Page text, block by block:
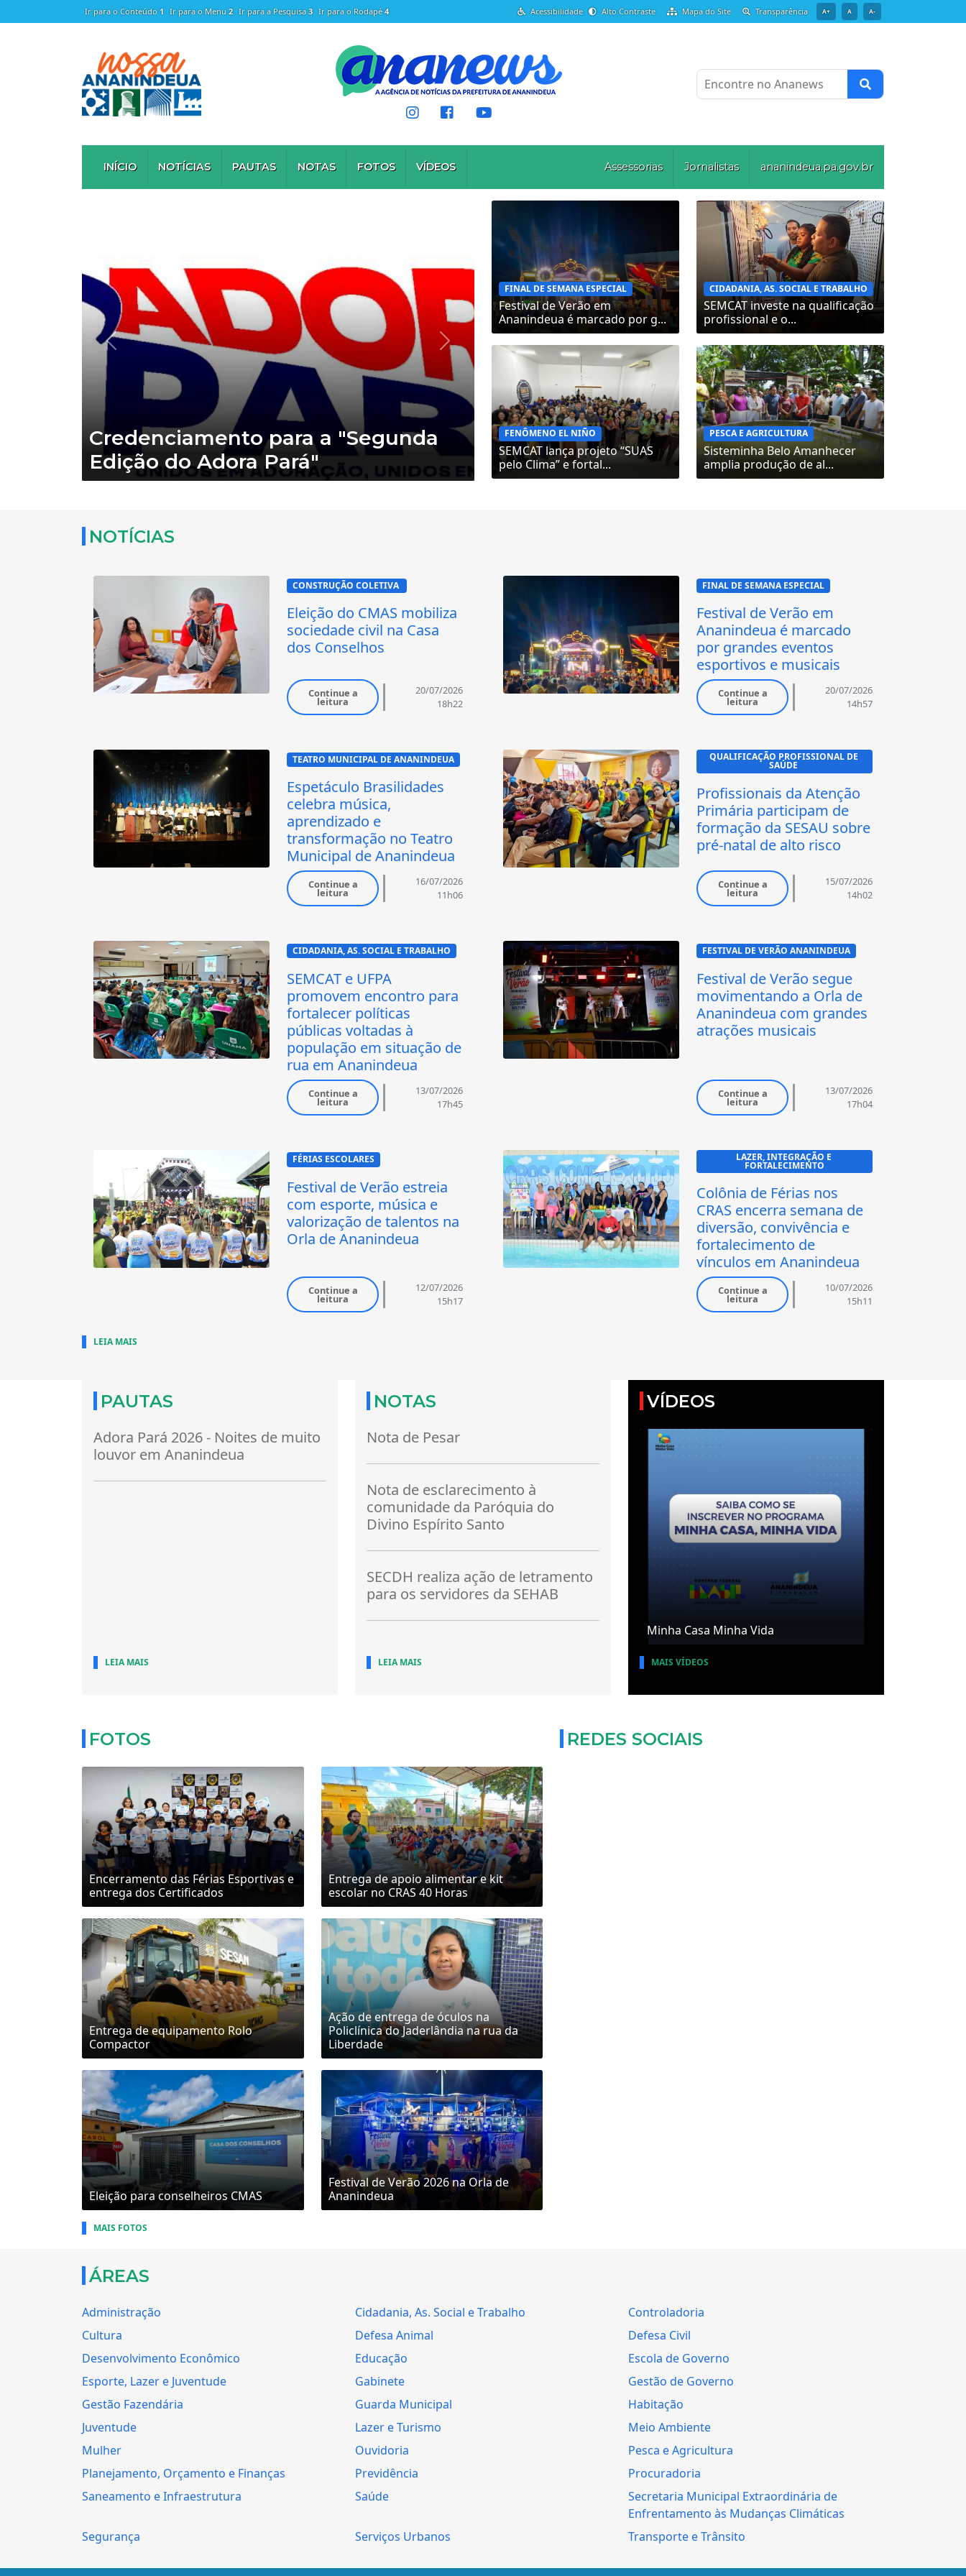
Ir para o Conteúdo 1 Ir para o Menu 2 Ir para a Pesquisa 3 Ir para o Rodapé4 Acessibilidade Alto Contraste Mapa do Site Transparência A+ A A-
Encontre no Ananews
INÍCIO NOTÍCIAS PAUTAS NOTAS FOTOS VÍDEOS Assessorias Jornalistas ananindeua.pa.gov.br
Programa Olhar Ananin transforma
vidas com entrega de 100 óculos
gratuitos
Anterior Próximo
FINAL DE SEMANA ESPECIAL
Festival de Verão em
Ananindeua é marcado por g...
CIDADANIA, AS. SOCIAL E TRABALHO
SEMCAT investe na qualificação
profissional e o...
FENÔMENO EL NIÑO
SEMCAT lança projeto “SUAS
pelo Clima” e fortal...
PESCA E AGRICULTURA
Sisteminha Belo Amanhecer
amplia produção de al...
NOTÍCIAS
CONSTRUÇÃO COLETIVA
Eleição do CMAS mobiliza
sociedade civil na Casa
dos Conselhos
Continue a
leitura
20/07/2026
18h22
FINAL DE SEMANA ESPECIAL
Festival de Verão em
Ananindeua é marcado
por grandes eventos
esportivos e musicais
Continue a
leitura
20/07/2026
14h57
TEATRO MUNICIPAL DE ANANINDEUA
Espetáculo Brasilidades
celebra música,
aprendizado e
transformação no Teatro
Municipal de Ananindeua
Continue a
leitura
16/07/2026
11h06
QUALIFICAÇÃO PROFISSIONAL DE
SAÚDE
Profissionais da Atenção
Primária participam de
formação da SESAU sobre
pré-natal de alto risco
Continue a
leitura
15/07/2026
14h02
CIDADANIA, AS. SOCIAL E TRABALHO
SEMCAT e UFPA
promovem encontro para
fortalecer políticas
públicas voltadas à
população em situação de
rua em Ananindeua
Continue a
leitura
13/07/2026
17h45
FESTIVAL DE VERÃO ANANINDEUA
Festival de Verão segue
movimentando a Orla de
Ananindeua com grandes
atrações musicais
Continue a
leitura
13/07/2026
17h04
FÉRIAS ESCOLARES
Festival de Verão estreia
com esporte, música e
valorização de talentos na
Orla de Ananindeua
Continue a
leitura
12/07/2026
15h17
LAZER, INTEGRAÇÃO E
FORTALECIMENTO
Colônia de Férias nos
CRAS encerra semana de
diversão, convivência e
fortalecimento de
vínculos em Ananindeua
Continue a
leitura
10/07/2026
15h11
LEIA MAIS
PAUTAS
Adora Pará 2026 - Noites de muito
louvor em Ananindeua
LEIA MAIS
NOTAS
Nota de Pesar
Nota de esclarecimento à
comunidade da Paróquia do
Divino Espírito Santo
SECDH realiza ação de letramento
para os servidores da SEHAB
LEIA MAIS
VÍDEOS
Minha Casa Minha Vida
MAIS VÍDEOS
FOTOS
Encerramento das Férias Esportivas e
entrega dos Certificados
Entrega de apoio alimentar e kit
escolar no CRAS 40 Horas
Entrega de equipamento Rolo
Compactor
Ação de entrega de óculos na
Policlínica do Jaderlândia na rua da
Liberdade
Eleição para conselheiros CMAS
Festival de Verão 2026 na Orla de
Ananindeua
MAIS FOTOS
REDES SOCIAIS
ÁREAS
Administração Cidadania, As. Social e Trabalho
Controladoria
Cultura
Defesa Animal
Defesa Civil
Desenvolvimento Econômico
Educação
Escola de Governo
Esporte, Lazer e Juventude
Gabinete
Gestão de Governo
Gestão Fazendária
Guarda Municipal
Habitação
Juventude
Lazer e Turismo
Meio Ambiente
Mulher
Ouvidoria
Pesca e Agricultura
Planejamento, Orçamento e Finanças
Previdência
Procuradoria
Saneamento e Infraestrutura
Saúde
Secretaria Municipal Extraordinária de
Enfrentamento às Mudanças Climáticas
Segurança
Serviços Urbanos Transporte e Trânsito